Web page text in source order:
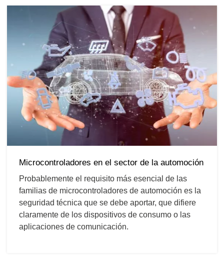
Microcontroladores en el sector de la automoción
Probablemente el requisito más esencial de las
familias de microcontroladores de automoción es la
seguridad técnica que se debe aportar, que difiere
claramente de los dispositivos de consumo o las
aplicaciones de comunicación.